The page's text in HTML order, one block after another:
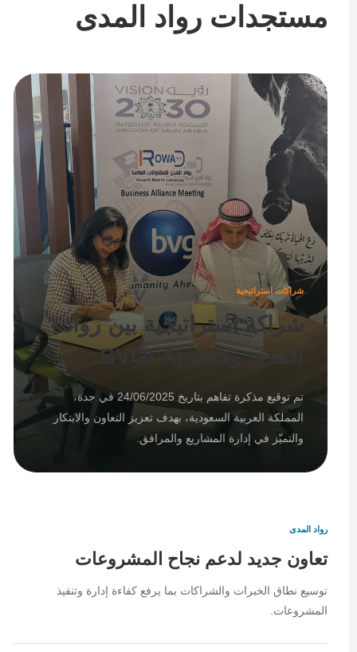
مستجدات رواد المدى
شراكات استراتيجية
شراكة استراتيجية بين رواد
المدى وBVGI Arabia
تم توقيع مذكرة تفاهم بتاريخ 24/06/2025 في جدة،
المملكة العربية السعودية، بهدف تعزيز التعاون والابتكار
والتميّز في إدارة المشاريع والمرافق.
رواد المدى
تعاون جديد لدعم نجاح المشروعات
توسيع نطاق الخبرات والشراكات بما يرفع كفاءة إدارة وتنفيذ
المشروعات.